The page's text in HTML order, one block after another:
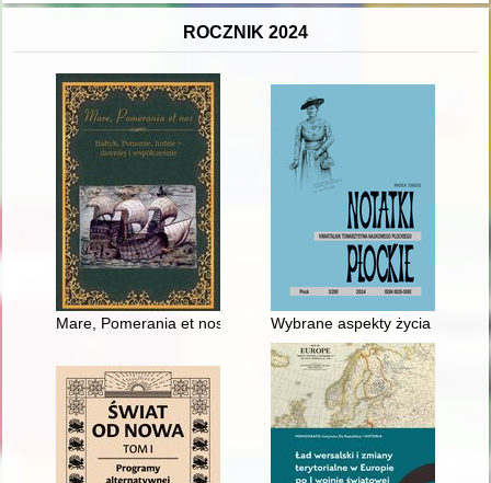
ROCZNIK 2024
Mare, Pomerania et nos : Bałtyk, Pomorze, ludzie - dawniej i
Wybrane aspekty życia